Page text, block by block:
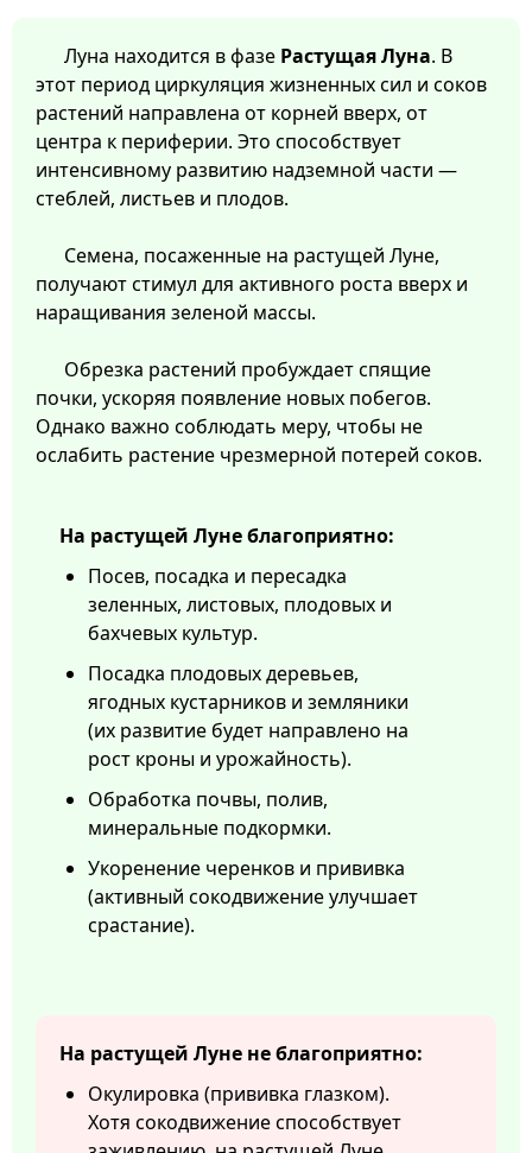
Луна находится в фазе Растущая Луна. В
этот период циркуляция жизненных сил и соков
растений направлена от корней вверх, от
центра к периферии. Это способствует
интенсивному развитию надземной части —
стеблей, листьев и плодов.
Семена, посаженные на растущей Луне,
получают стимул для активного роста вверх и
наращивания зеленой массы.
Обрезка растений пробуждает спящие
почки, ускоряя появление новых побегов.
Однако важно соблюдать меру, чтобы не
ослабить растение чрезмерной потерей соков.
На растущей Луне благоприятно:
Посев, посадка и пересадка
зеленных, листовых, плодовых и
бахчевых культур.
Посадка плодовых деревьев,
ягодных кустарников и земляники
(их развитие будет направлено на
рост кроны и урожайность).
Обработка почвы, полив,
минеральные подкормки.
Укоренение черенков и прививка
(активный сокодвижение улучшает
срастание).
На растущей Луне не благоприятно:
Окулировка (прививка глазком).
Хотя сокодвижение способствует